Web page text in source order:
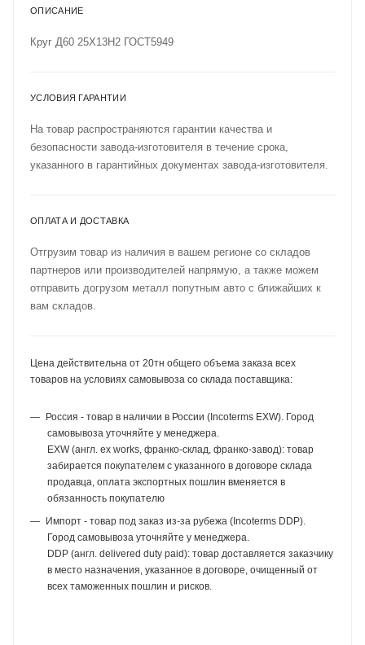
ОПИСАНИЕ
Круг Д60 25Х13Н2 ГОСТ5949
УСЛОВИЯ ГАРАНТИИ
На товар распространяются гарантии качества и
безопасности завода-изготовителя в течение срока,
указанного в гарантийных документах завода-изготовителя.
ОПЛАТА И ДОСТАВКА
Отгрузим товар из наличия в вашем регионе со складов
партнеров или производителей напрямую, а также можем
отправить догрузом металл попутным авто с ближайших к
вам складов.
Цена действительна от 20тн общего объема заказа всех
товаров на условиях самовывоза со склада поставщика:
Россия - товар в наличии в России (Incoterms EXW). Город
самовывоза уточняйте у менеджера.
EXW (англ. ex works, франко-склад, франко-завод): товар
забирается покупателем с указанного в договоре склада
продавца, оплата экспортных пошлин вменяется в
обязанность покупателю
Импорт - товар под заказ из-за рубежа (Incoterms DDP).
Город самовывоза уточняйте у менеджера.
DDP (англ. delivered duty paid): товар доставляется заказчику
в место назначения, указанное в договоре, очищенный от
всех таможенных пошлин и рисков.